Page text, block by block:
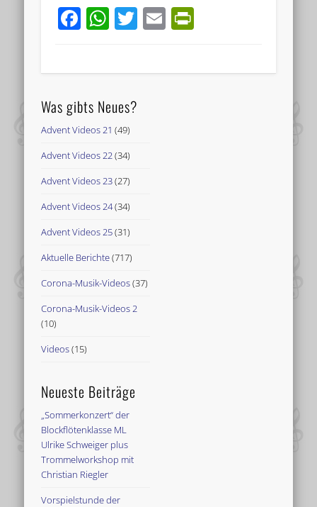
Facebook
WhatsApp
Twitter
Email
Was gibts Neues?
Advent Videos 21 (49)
Advent Videos 22(34)
Advent Videos 23(27)
Advent Videos 24(34)
Advent Videos 25(31)
Aktuelle Berichte(717)
Corona-Musik-Videos(37)
Corona-Musik-Videos 2
(10)
Videos(15)
Neueste Beiträge
„Sommerkonzert“ der
Blockflötenklasse ML
Ulrike Schweiger plus
Trommelworkshop mit
Christian Riegler
Vorspielstunde der